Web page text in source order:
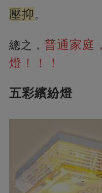
壓抑 。
總之， 普通家庭
燈！！！
五彩繽紛燈